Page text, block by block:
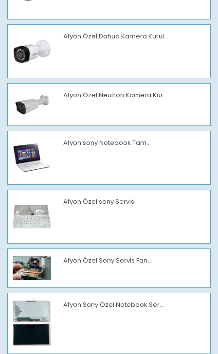
Afyon Özel Dahua Kamera Kurul...
Afyon Özel Neutron Kamera Kur...
Afyon sony Notebook Tam...
Afyon Özel sony Servisi
Afyon Özel Sony Servis Fan...
Afyon Sony Özel Notebook Ser...